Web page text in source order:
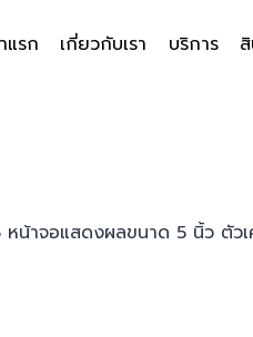
แรก เกี่ยวกับเรา บริการ
าจอแสดงผลขนาด 5 นิ้ว ตัว